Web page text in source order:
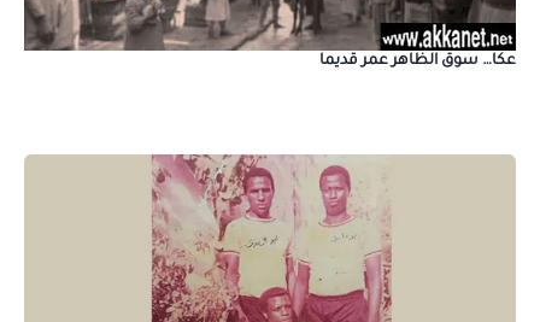
عكا… سوق الظاهر عمر قديما